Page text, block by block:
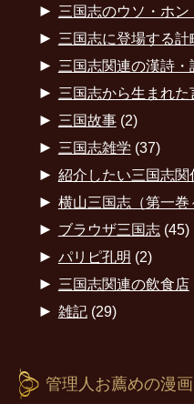
► 三国志のウソ・ホン
► 三国志に登場する計
► 三国志関連の漢詩・
► 三国志から生まれた
► 三国故事(2)
► 三国志雑学 (37)
► 紹介したい三国志関
► 横山三国志（第一巻
► ブラウザ三国志(45)
► パリピ孔明 (2)
► 三国志関連の飲食店
► 雑記(29)
管理人お薦めの漫画